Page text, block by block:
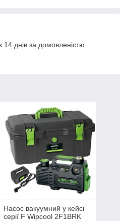
днів за домовленістю
Насос вакуумний у кейсі
серії F Wipcool 2F1BRK